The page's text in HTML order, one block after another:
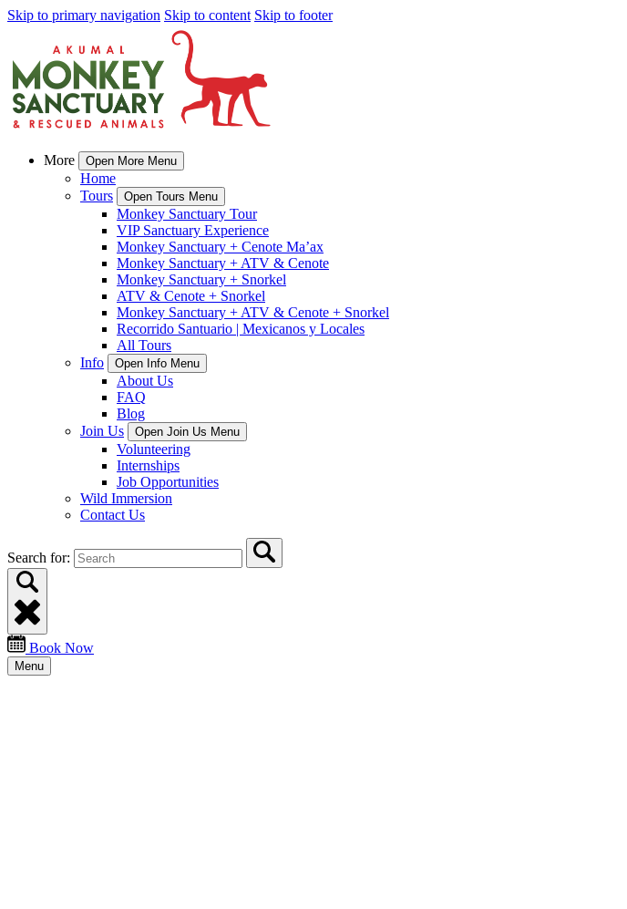
Skip to primary navigation Skip to content Skip to footer
More Open More Menu
Home
Tours
Open Tours Menu
Monkey Sanctuary Tour
VIP Sanctuary Experience
Monkey Sanctuary + Cenote Ma’ax
Monkey Sanctuary + ATV & Cenote
Monkey Sanctuary + Snorkel
ATV & Cenote + Snorkel
Monkey Sanctuary + ATV & Cenote + Snorkel
Recorrido Santuario | Mexicanos y Locales
All Tours
Info
Open Info Menu
About Us
FAQ
Blog
Join Us
Open Join Us Menu
Volunteering
Internships
Job Opportunities
Wild Immersion
Contact Us
Search for:
Book Now
Menu